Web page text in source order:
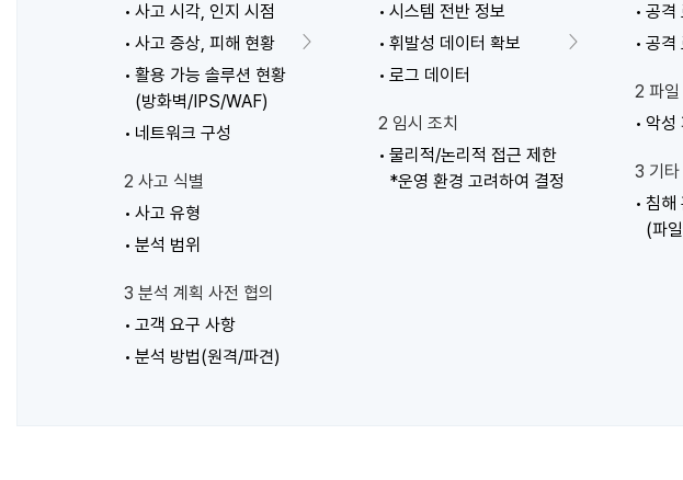
사고 시각, 인지 시점
사고 증상, 피해 현황
활용 가능 솔루션 현황
(방화벽/IPS/WAF)
네트워크 구성
2 사고 식별
사고 유형
분석 범위
3 분석 계획 사전 협의
고객 요구 사항
분석 방법(원격/파견)
시스템 전반 정보
휘발성 데이터 확보
로그 데이터
2 임시 조치
물리적/논리적 접근 제한
*운영 환경 고려하여 결정
공격
공격
2 파일
악성
3 기타
침해
(파